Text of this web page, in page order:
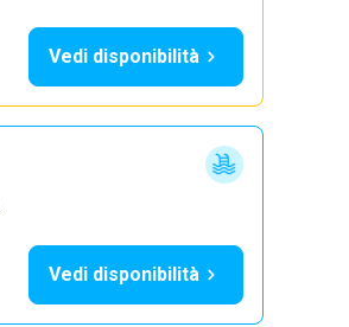
Vedi disponibilità
Vedi disponibilità